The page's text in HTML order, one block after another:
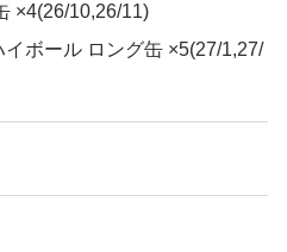
×4(26/10,26/11)
イボール ロング缶 ×5(27/1,27/
12)
リプルゼロ ×4(26/11)